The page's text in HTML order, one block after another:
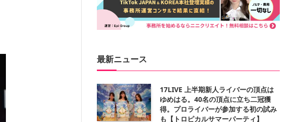
最新ニュース
17LIVE 上半期新人ライバーの頂点は
ゆめはる。40名の頂点に立ち二冠獲
得。プロライバーが参加する初の試み
も【トロピカルサマーパーティ】